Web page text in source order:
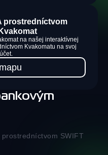
SWIFT
prostredníctvom
na našej interaktívnej
Kvakomatu na svoj